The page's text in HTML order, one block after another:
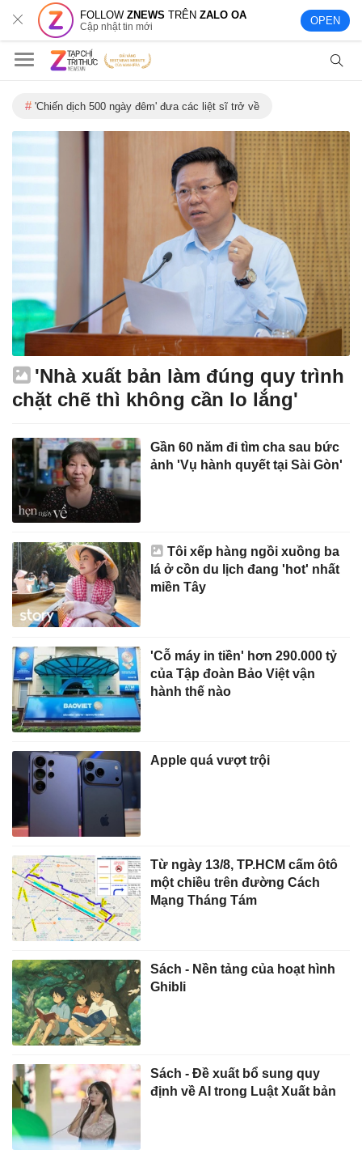
FOLLOWZNEWS TRÊNZALO OA
Cập nhật tin mới OPEN
'Chiến dịch 500 ngày đêm' đưa các liệt sĩ trở về
'Nhà xuất bản làm đúng quy trình
chặt chẽ thì không cần lo lắng'
Gần 60 năm đi tìm cha sau bức
ảnh 'Vụ hành quyết tại Sài Gòn'
Tôi xếp hàng ngồi xuồng ba
lá ở cồn du lịch đang 'hot' nhất
miền Tây
'Cỗ máy in tiền' hơn 290.000 tỷ
của Tập đoàn Bảo Việt vận
hành thế nào
Apple quá vượt trội
Từ ngày 13/8, TP.HCM cấm ôtô
một chiều trên đường Cách
Mạng Tháng Tám
Sách - Nền tảng của hoạt hình
Ghibli
Sách - Đề xuất bổ sung quy
định về AI trong Luật Xuất bản